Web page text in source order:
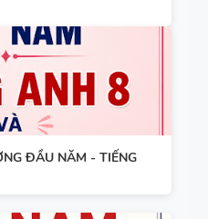
ĐẦU NĂM - TIẾNG